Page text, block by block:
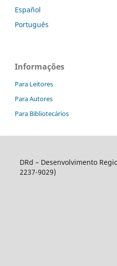
Español
Português
Informações
Para Leitores
Para Autores
Para Bibliotecários
DRd – Desenvolvimento
2237-9029)